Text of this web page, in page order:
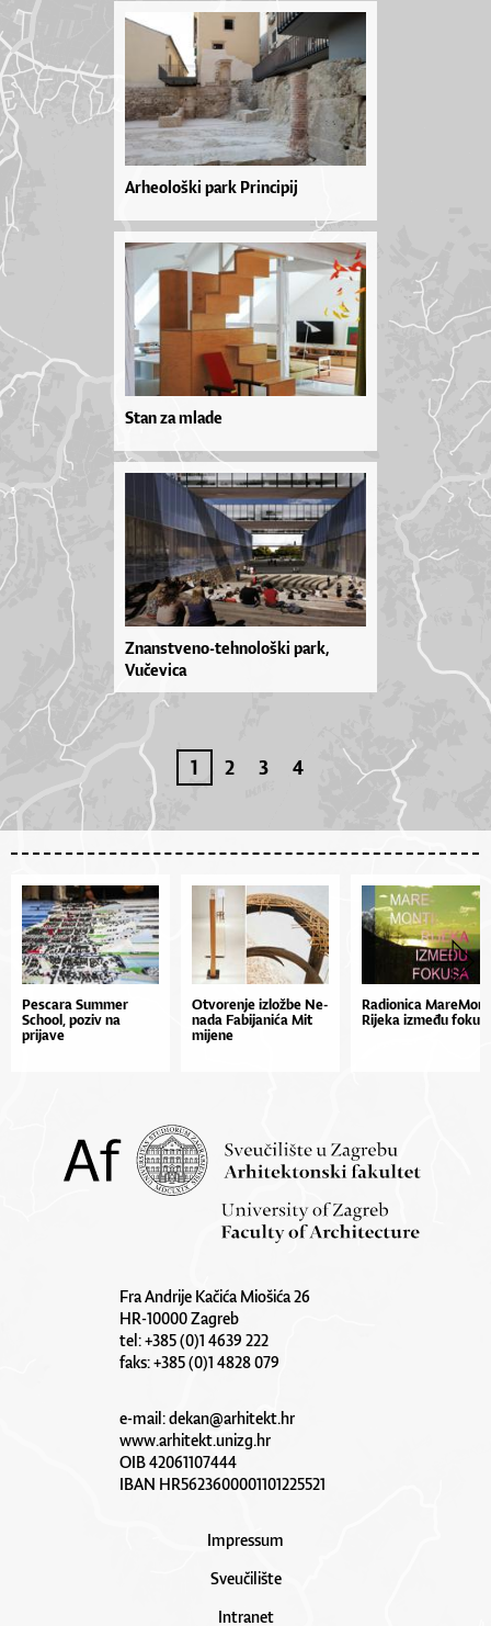
Arheološki park Principij
Stan za mlade
Znanstveno-tehnološki park,
Vučevica
1 2 3 4
Pescara Summer
School, poziv na
prijave
Otvo­re­nje izlož­be Ne­
na­da Fa­bi­ja­ni­ća Mit
mi­je­ne
Ra­di­o­ni­ca
Ri­je­ka iz­me­đu
Fra Andrije Kačića Miošića 26
HR-10000 Zagreb
tel: +385 (0)1 4639 222
faks: +385 (0)1 4828 079
e-mail:dekan@arhitekt.hr
www.arhitekt.unizg.hr
OIB 42061107444
IBAN HR5623600001101225521
Impressum
Sveučilište
Intranet